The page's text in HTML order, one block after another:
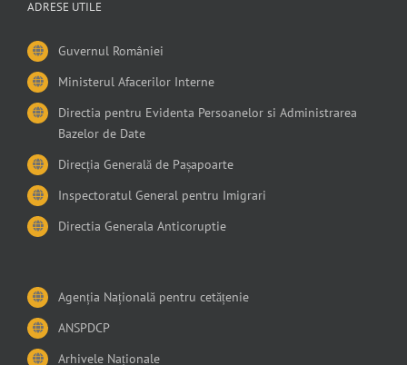
ADRESE UTILE
Guvernul României
Ministerul Afacerilor Interne
Directia pentru Evidenta Persoanelor si Administrarea
Bazelor de Date
Direcția Generală de Pașapoarte
Inspectoratul General pentru Imigrari
Directia Generala Anticoruptie
Agenția Națională pentru cetățenie
ANSPDCP
Arhivele Naționale